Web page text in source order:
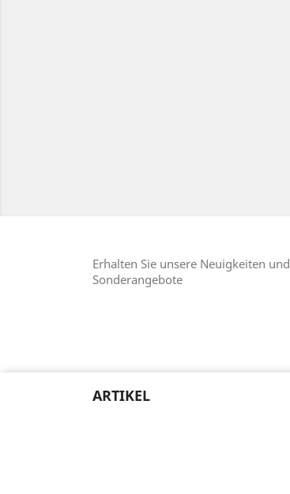
Erhalten Sie unsere Neuigkeiten und
Sonderangebote
ARTIKEL